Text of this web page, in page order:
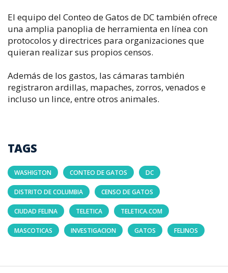
El equipo del Conteo de Gatos de DC también ofrece
una amplia panoplia de herramienta en línea con
protocolos y directrices para organizaciones que
quieran realizar sus propios censos.
Además de los gastos, las cámaras también
registraron ardillas, mapaches, zorros, venados e
incluso un lince, entre otros animales.
TAGS
WASHIGTON CONTEO DE GATOS DC
DISTRITO DE COLUMBIA CENSO DE GATOS
CIUDAD FELINA TELETICA TELETICA.COM
MASCOTICAS INVESTIGACION GATOS FELINOS